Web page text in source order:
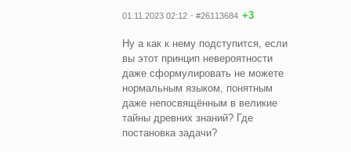
01.11.2023 02:12 #26113684 +3
Ну а как к нему подступится, если
вы этот принцип невероятности
даже сформулировать не можете
нормальным языком, понятным
даже непосвящённым в великие
тайны древних знаний? Где
постановка задачи?